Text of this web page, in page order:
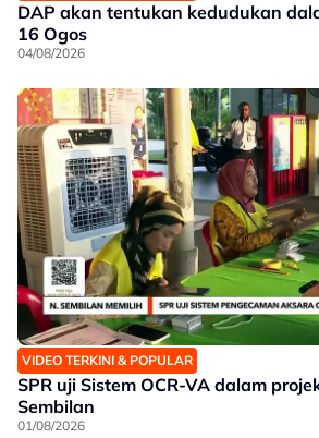
DAP akan tentukan kedudukan
16 Ogos
04/08/2026
VIDEO TERKINI & POPULAR
SPR uji Sistem OCR-VA dalam
Sembilan
01/08/2026